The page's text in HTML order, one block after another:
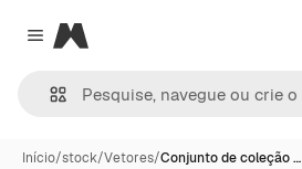
Close menu
Magnific
Início/stock/Vetores/Conjunto de coleção …